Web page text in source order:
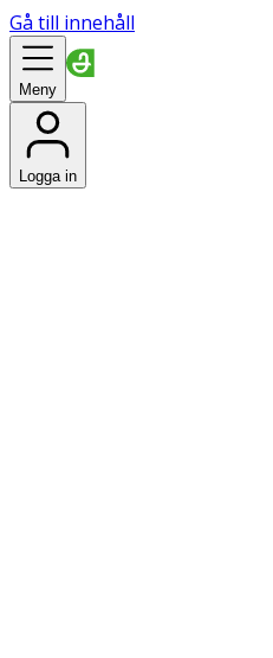
Gå till innehåll
Meny
Logga in